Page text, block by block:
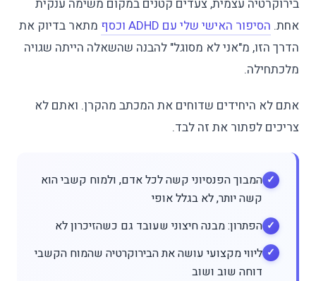
בירוקרטיה עצמית, צעדים קטנים במקום משימה ענקית
אחת. הסיפור האישי שלי עם ADHD וכסף
מתאר בדיוק את
הדרך הזו, מ"אני לא מסוגל" להבנה שהשאלה הייתה שגויה
מלכתחילה.
אתם לא היחידים שדוחים את המכתב מהקרן. ואתם לא
צריכים לפתור את זה לבד.
המבוך הפנסיוני קשה לכל אדם, ולמוח קשבי הוא
קשה יותר, לא בגלל אופי
הפתרון: מבנה חיצוני שעובד גם כשהזיכרון לא
ליווי מקצועי עושה את הבירוקרטיה שהמוח הקשבי
דוחה שוב ושוב